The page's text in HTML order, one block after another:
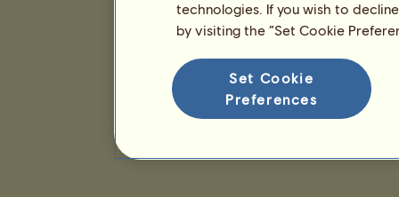
technologies. If you wish to
by visiting the “Set Cookie
Set Cookie
Preferences